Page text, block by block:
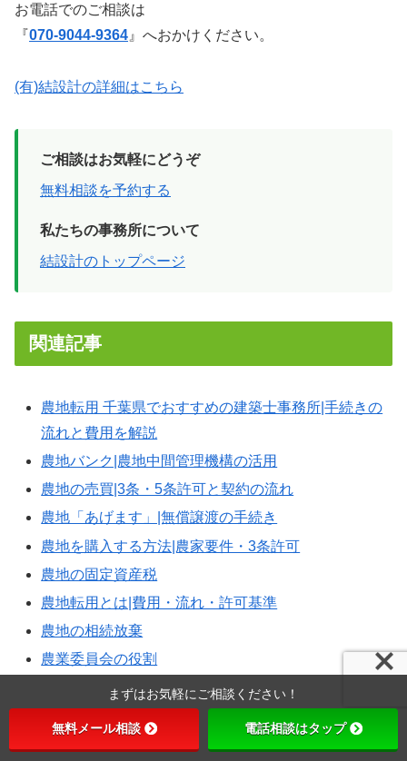
お電話でのご相談は
『070-9044-9364 』へおかけください。
(有)結設計の詳細はこちら
ご相談はお気軽にどうぞ
無料相談を予約する
私たちの事務所について
結設計のトップページ
関連記事
農地転用 千葉県でおすすめの建築士事務所|手続きの
流れと費用を解説
農地バンク|農地中間管理機構の活用
農地の売買|3条・5条許可と契約の流れ
農地「あげます」|無償譲渡の手続き
農地を購入する方法|農家要件・3条許可
農地の固定資産税
農地転用とは|費用・流れ・許可基準
農地の相続放棄
農業委員会の役割
ホーム 農地転用
まずはお気軽にご相談ください！
無料メール相談 電話相談はタップ